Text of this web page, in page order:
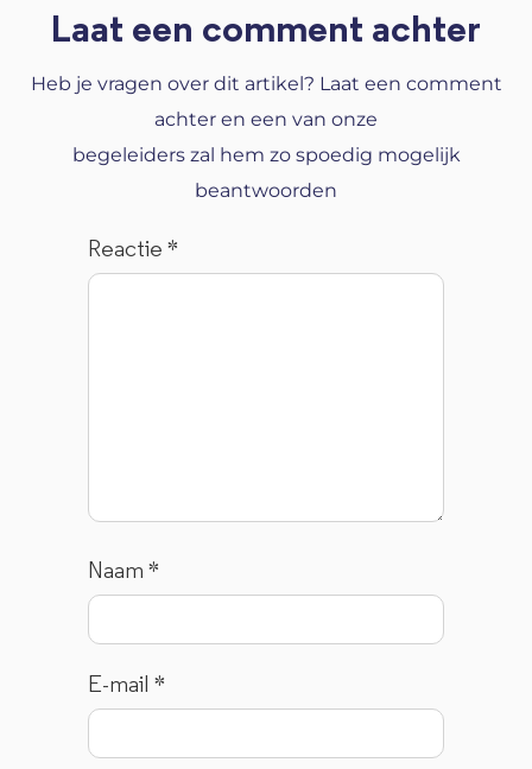
Laat een comment achter
Heb je vragen over dit artikel? Laat een comment
achter en een van onze
begeleiders zal hem zo spoedig mogelijk
beantwoorden
Reactie*
Naam*
E-mail*